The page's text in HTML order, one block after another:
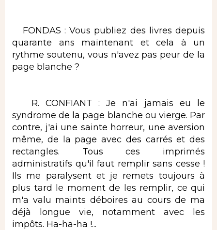
FONDAS : Vous publiez des livres depuis
quarante ans maintenant et cela à un
rythme soutenu, vous n'avez pas peur de la
page blanche ?
R. CONFIANT : Je n'ai jamais eu le
syndrome de la page blanche ou vierge. Par
contre, j'ai une sainte horreur, une aversion
même, de la page avec des carrés et des
rectangles. Tous ces imprimés
administratifs qu'il faut remplir sans cesse !
Ils me paralysent et je remets toujours à
plus tard le moment de les remplir, ce qui
m'a valu maints déboires au cours de ma
déjà longue vie, notamment avec les
impôts. Ha-ha-ha !...